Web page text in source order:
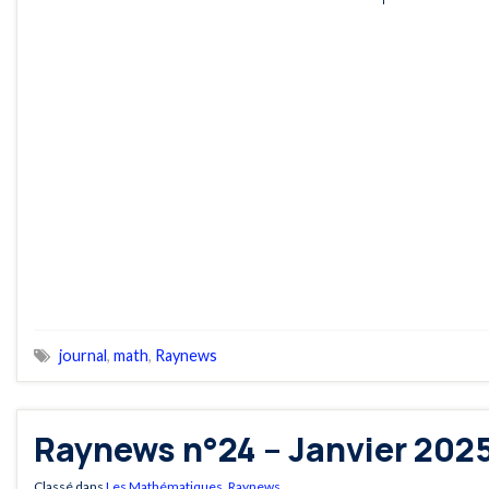
journal, math, Raynews
Raynews n°24 – Janvier